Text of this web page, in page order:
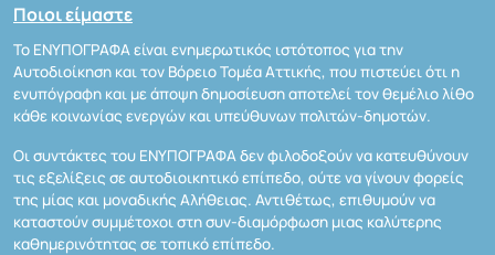
Ποιοι είμαστε
Το ΕΝΥΠΟΓΡΑΦΑ είναι ενημερωτικός ιστότοπος για την
Αυτοδιοίκηση και τον Βόρειο Τομέα Αττικής, που πιστεύει ότι η
ενυπόγραφη και με άποψη δημοσίευση αποτελεί τον θεμέλιο λίθο
κάθε κοινωνίας ενεργών και υπεύθυνων πολιτών-δημοτών.
Οι συντάκτες του ΕΝΥΠΟΓΡΑΦΑ δεν φιλοδοξούν να κατευθύνουν
τις εξελίξεις σε αυτοδιοικητικό επίπεδο, ούτε να γίνουν φορείς
της μίας και μοναδικής Αλήθειας. Αντιθέτως, επιθυμούν να
καταστούν συμμέτοχοι στη συν-διαμόρφωση μιας καλύτερης
καθημερινότητας σε τοπικό επίπεδο.